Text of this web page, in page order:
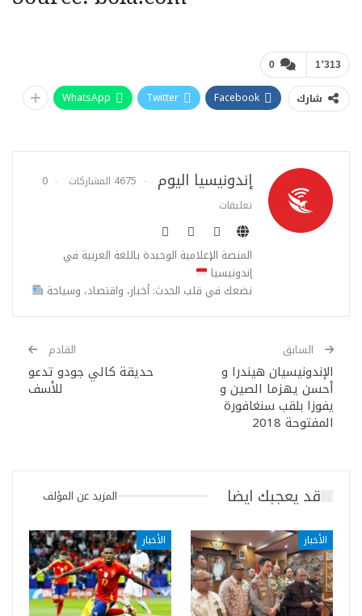
0 1٬313
شارك Facebook
Twitter
WhatsApp
إندونيسيا اليوم 4675 المشاركات
0
تعليقات
المنصة الإعلامية الوحيدة باللغة العربية في
إندونيسيا
نضعك في قلب الحدث: أخبار، واقتصاد، وسياحة
السابق
الإندونيسيان هيندرا و
أحسن يهزما الصين و
يفوزا بلقب سنغافورة
المفتوحة 2018
القادم
حديقة كالي جودو تدعو
للأسف
قد يعجبك ايضا المزيد عن المؤلف
الأخبار الأخبار